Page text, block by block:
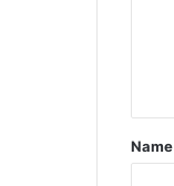
t
*
Name